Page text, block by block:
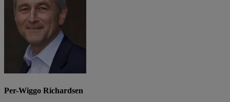
Per-Wiggo Richardsen